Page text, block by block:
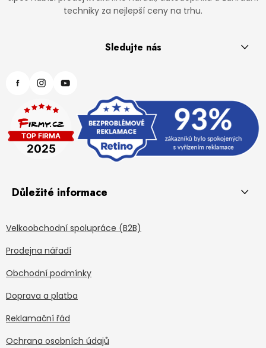
techniky za nejlepší ceny na trhu.
Sledujte nás
Důležité informace
Velkoobchodní spolupráce (B2B)
Prodejna nářadí
Obchodní podmínky
Doprava a platba
Reklamační řád
Ochrana osobních údajů